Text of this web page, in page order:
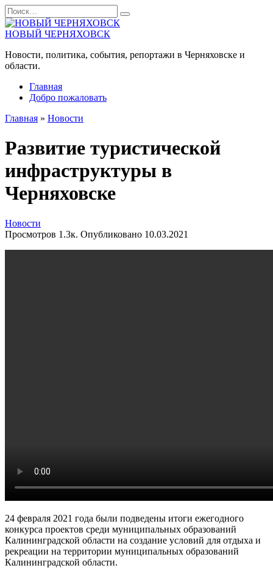
Перейти
к
содержанию
Search
for:
НОВЫЙ ЧЕРНЯХОВСК
Новости, политика, события, репортажи в Черняховске и
области.
Главная
Добро пожаловать
Главная » Новости
Развитие туристической
инфраструктуры в
Черняховске
Новости
Просмотров 1.3к. Опубликовано 10.03.2021
24 февраля 2021 года были подведены итоги ежегодного
конкурса проектов среди муниципальных образований
Калининградской области на создание условий для отдыха и
рекреации на территории муниципальных образований
Калининградской области.